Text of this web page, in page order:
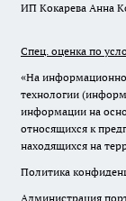
ИП Кокарева Анна
Спец. оценка по
«На
технологии
информации на
относящихся к
находящихся на
Политика
Администрация